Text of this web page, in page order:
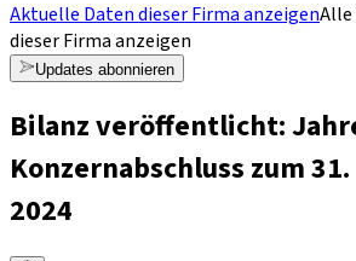
Aktuelle Daten dieser Firma anzeigen
dieser Firma anzeigen
Updates abonnieren
Bilanz veröffentlicht:
Konzernabschluss zum
2024